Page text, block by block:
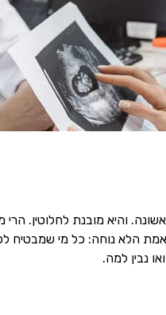
והיא מובנת לחלוטין.
הלא נוחה: כל מי שמבטיח
נבין למה.